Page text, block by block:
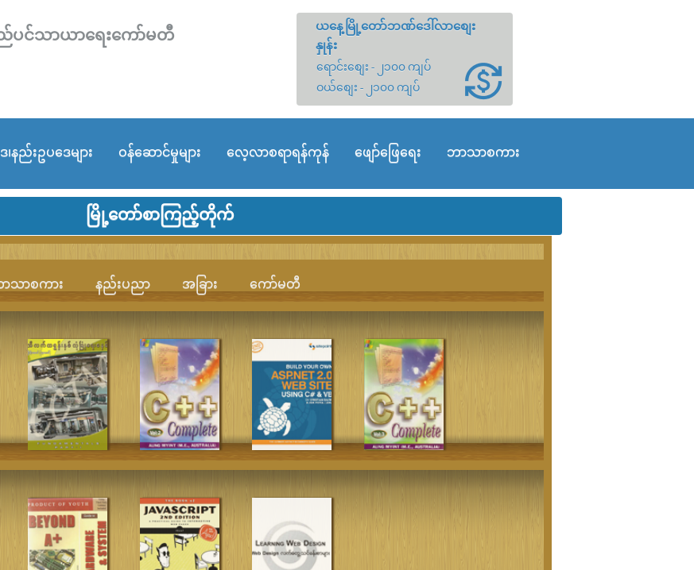
ပင်သာယာရေးကော်မတီ
ယနေ့မြို့တော်ဘဏ်ဒေါ်လာစျေး
နှုန်း
ရောင်းစျေး - ၂၁၀၀ ကျပ်
ဝယ်စျေး - ၂၁၀၀ ကျပ်
၊နည်းဥပဒေများ ဝန်ဆောင်မှုများ လေ့လာစရာရန်ကုန် ဖျော်ဖြေရေး ဘာသာစကား
မြို့တော်စာကြည့်တိုက်
သာစကား နည်းပညာ အခြား ကော်မတီ